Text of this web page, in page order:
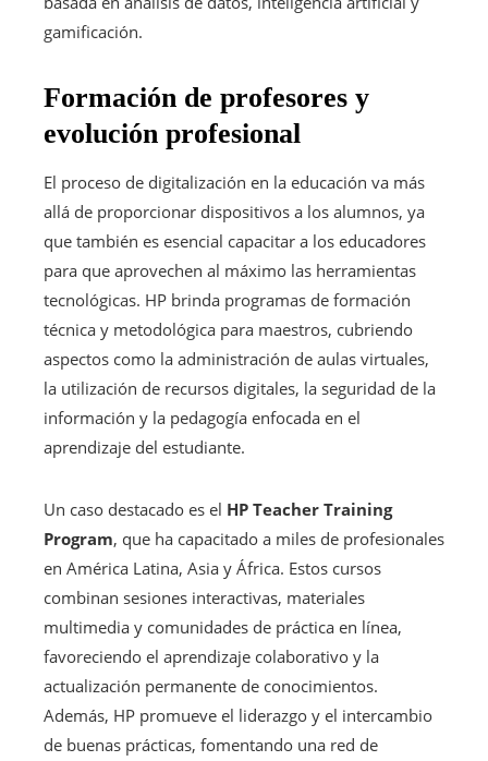
gamificación.
Formación de profesores y
evolución profesional
El proceso de digitalización en la educación va más
allá de proporcionar dispositivos a los alumnos, ya
que también es esencial capacitar a los educadores
para que aprovechen al máximo las herramientas
tecnológicas. HP brinda programas de formación
técnica y metodológica para maestros, cubriendo
aspectos como la administración de aulas virtuales,
la utilización de recursos digitales, la seguridad de la
información y la pedagogía enfocada en el
aprendizaje del estudiante.
Un caso destacado es el HP Teacher Training
Program, que ha capacitado a miles de profesionales
en América Latina, Asia y África. Estos cursos
combinan sesiones interactivas, materiales
multimedia y comunidades de práctica en línea,
favoreciendo el aprendizaje colaborativo y la
actualización permanente de conocimientos.
Además, HP promueve el liderazgo y el intercambio
de buenas prácticas, fomentando ​una red de